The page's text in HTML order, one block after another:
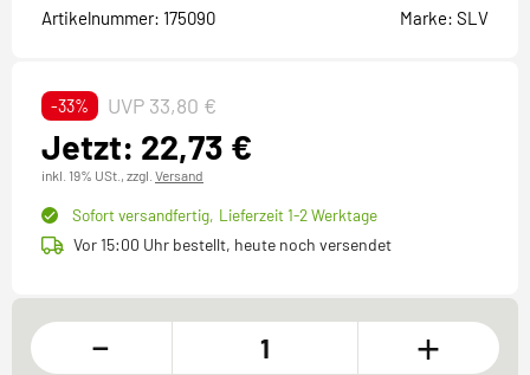
Artikelnummer: 175090 Marke: SLV
-33% UVP 33,80 €
Jetzt: 22,73 €
inkl. 19% USt., zzgl. Versand
Sofort versandfertig, Lieferzeit 1-2 Werktage
Vor 15:00 Uhr bestellt, heute noch versendet
- +